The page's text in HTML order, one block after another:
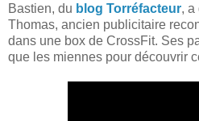
Bastien, du blog Torréfacteur, a
Thomas, ancien publicitaire
dans une box de CrossFit. Ses
que les miennes pour découvrir